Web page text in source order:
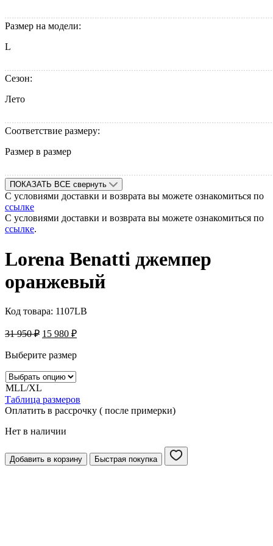
Размер на модели:
L
Сезон:
Лето
Соответствие размеру:
Размер в размер
ПОКАЗАТЬ ВСЕ свернуть
С условиями доставки и возврата вы можете ознакомиться по
ссылке
С условиями доставки и возврата вы можете ознакомиться по
ссылке.
Lorena Benatti джемпер
оранжевый
Код товара: 1107LB
31 950₽ 15 980 ₽
Выберите размер
MLL/XL
Таблица размеров
Оплатить в рассрочку ( после примерки)
Нет в наличии
Добавить в корзину Быстрая покупка